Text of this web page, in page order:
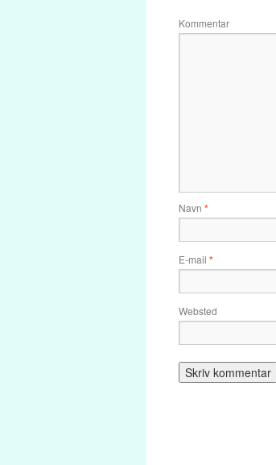
Kommentar
Navn *
E-mail *
Websted